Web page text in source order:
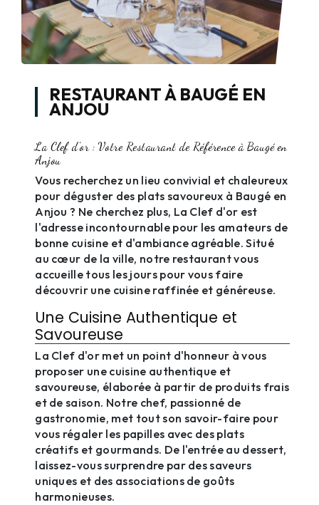
RESTAURANT À BAUGÉ EN
ANJOU
La Clef d'or : Votre Restaurant de Référence à Baugé en
Anjou
Vous recherchez un lieu convivial et chaleureux
pour déguster des plats savoureux à Baugé en
Anjou ? Ne cherchez plus, La Clef d'or est
l'adresse incontournable pour les amateurs de
bonne cuisine et d'ambiance agréable. Situé
au cœur de la ville, notre restaurant vous
accueille tous les jours pour vous faire
découvrir une cuisine raffinée et généreuse.
Une Cuisine Authentique et
Savoureuse
La Clef d'or met un point d'honneur à vous
proposer une cuisine authentique et
savoureuse, élaborée à partir de produits frais
et de saison. Notre chef, passionné de
gastronomie, met tout son savoir-faire pour
vous régaler les papilles avec des plats
créatifs et gourmands. De l'entrée au dessert,
laissez-vous surprendre par des saveurs
uniques et des associations de goûts
harmonieuses.